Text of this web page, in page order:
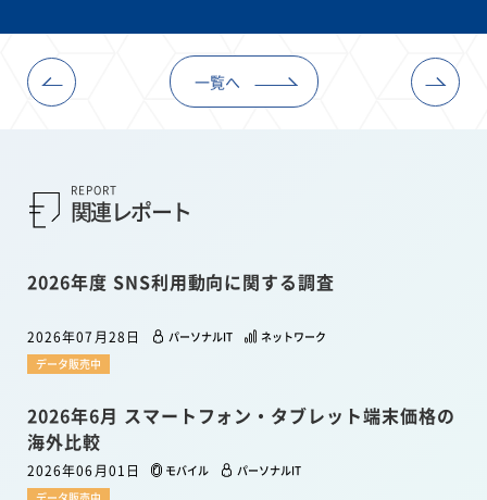
一覧へ
REPORT
関連レポート
2026年度 SNS利用動向に関する調査
2026年07月28日 パーソナルIT
ネットワーク
データ販売中
2026年6月 スマートフォン・タブレット端末価格の
海外比較
2026年06月01日 モバイル
パーソナルIT